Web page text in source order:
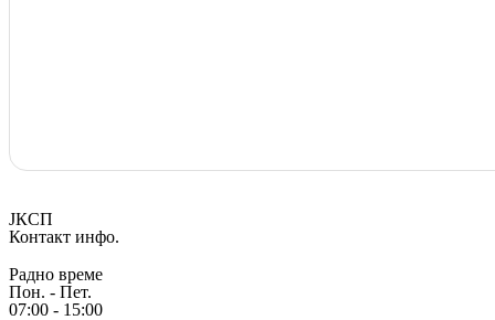
ЈКСП
Контакт инфо.
Радно време
Пон. - Пет.
07:00 - 15:00